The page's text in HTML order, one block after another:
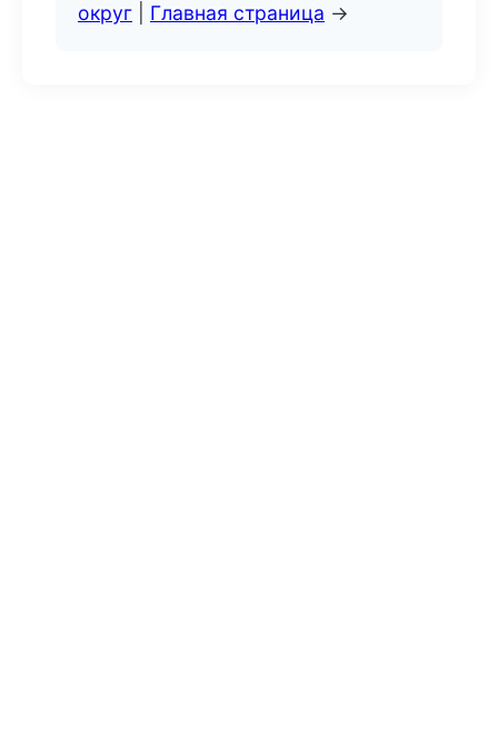
округ
Главная страница →